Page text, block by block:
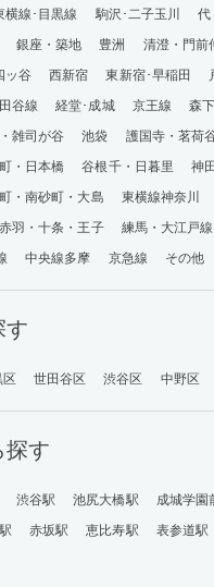
横線･目黒線 駒沢･二子玉川 代
銀座・築地 豊洲 清澄・門前
ッ谷 西新宿 東新宿･早稲田
谷線 経堂･成城 京王線 森
雑司が谷 池袋 護国寺・茗荷
・日本橋 谷根千・日暮里
神
・南砂町・大島 東横線神奈川
赤羽・十条・王子
練馬・大江戸
中央線多摩 京急線 その他
す
区 世田谷区 渋谷区 中野区
探す
渋谷駅 池尻大橋駅 成城学園
赤坂駅 恵比寿駅 表参道駅